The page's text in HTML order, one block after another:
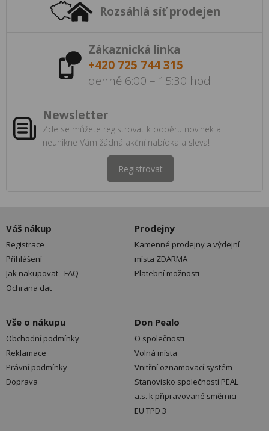
Rozsáhlá síť prodejen
Zákaznická linka
+420 725 744 315
denně 6:00 – 15:30 hod
Newsletter
Zde se můžete registrovat k odběru novinek a
neunikne Vám žádná akční nabídka a sleva!
Registrovat
Váš nákup
Registrace
Přihlášení
Jak nakupovat - FAQ
Ochrana dat
Prodejny
Kamenné prodejny a výdejní
místa ZDARMA
Platební možnosti
Vše o nákupu
Obchodní podmínky
Reklamace
Právní podmínky
Doprava
Don Pealo
O společnosti
Volná místa
Vnitřní oznamovací systém
Stanovisko společnosti PEAL
a.s. k připravované směrnici
EU TPD 3